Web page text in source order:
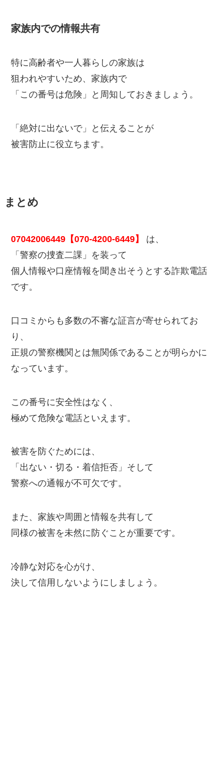
家族内での情報共有
特に高齢者や一人暮らしの家族は
狙われやすいため、家族内で
「この番号は危険」と周知しておきましょう。
「絶対に出ないで」と伝えることが
被害防止に役立ちます。
まとめ
07042006449【070-4200-6449】
は、
「警察の捜査二課」を装って
個人情報や口座情報を聞き出そうとする詐欺電話
です。
口コミからも多数の不審な証言が寄せられてお
り、
正規の警察機関とは無関係であることが明らかに
なっています。
この番号に安全性はなく、
極めて危険な電話といえます。
被害を防ぐためには、
「出ない・切る・着信拒否」そして
警察への通報が不可欠です。
また、家族や周囲と情報を共有して
同様の被害を未然に防ぐことが重要です。
冷静な対応を心がけ、
決して信用しないようにしましょう。